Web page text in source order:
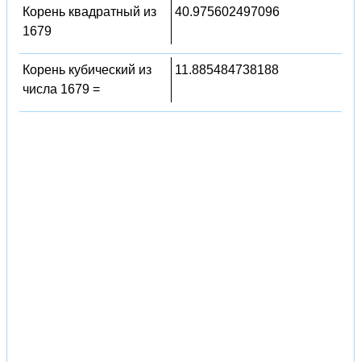
Корень квадратный из
1679
40.975602497096
Корень кубический из
числа 1679 =
11.885484738188